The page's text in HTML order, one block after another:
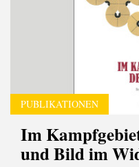
PUBLIKATIONEN
Im
und Bild im